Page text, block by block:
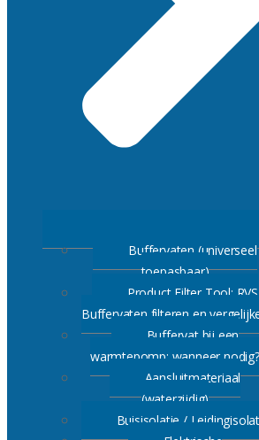
Buffervaten (universeel
toepasbaar)
Product Filter Tool: RVS
Buffervaten filteren en
Buffervat bij een
warmtepomp: wanneer nodig?
Aansluitmateriaal
(waterzijdig)
Buisisolatie /